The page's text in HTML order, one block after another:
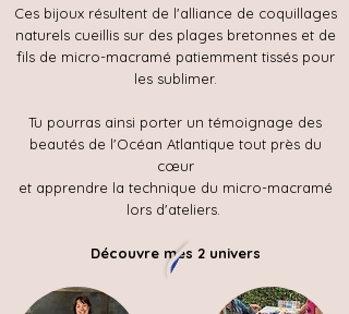
Ces bijoux résultent de l'alliance de coquillages
naturels cueillis sur des plages bretonnes et de
fils de micro-macramé patiemment tissés pour
les sublimer.
Tu pourras ainsi porter un témoignage des
beautés de l'Océan Atlantique tout près du
cœur
et apprendre la technique du micro-macramé
lors d'ateliers.
Découvre mes 2 univers